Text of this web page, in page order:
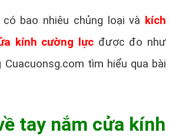
bao nhiêu chủng loại và kích
kính cường lực được đo như
Cuacuonsg.com tìm hiểu qua bài
tay nắm cửa kính